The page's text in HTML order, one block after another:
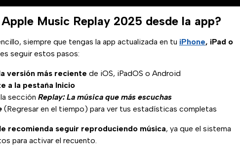
Music Replay 2025 desde la app?
siempre que tengas la app actualizada en tu iPhone, iPad o
seguir estos pasos:
versión más reciente de iOS, iPadOS o Android
a la pestaña Inicio
sección Replay: La música que más escuchas
(Regresar en el tiempo) para ver tus estadísticas completas
recomienda seguir reproduciendo música, ya que el sistema
para activar el recuento.